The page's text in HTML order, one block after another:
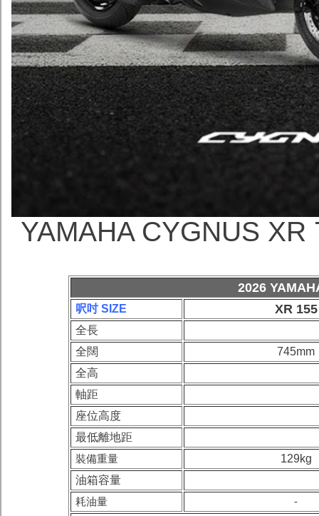
YAMAHA CYGNUS
2026
呎吋 SIZE XR 155
全長
全闊
745mm
全高
軸距
座位高度
最低離地距
裝備重量
129kg
油箱容量
耗油量
-